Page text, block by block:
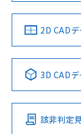
中国 RoHS 注
Pb
2D CADデ
3D CADデ
該非判定